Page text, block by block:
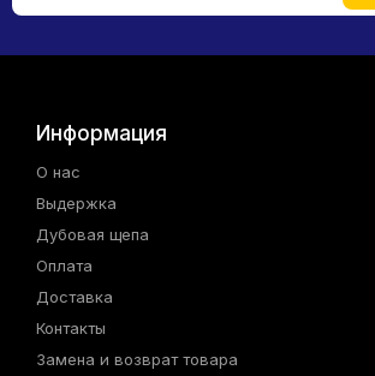
Информация
О нас
Выдержка
Дубовая щепа
Оплата
Доставка
Контакты
Замена и возврат товара